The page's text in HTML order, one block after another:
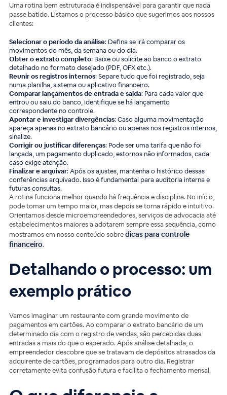
Uma rotina bem estruturada é indispensável para garantir que nada
passe batido. Listamos o processo básico que sugerimos aos nossos
clientes:
Selecionar o período da análise: Defina se irá comparar os
movimentos do mês, da semana ou do dia.
Obter o extrato completo: Baixe ou solicite ao banco o extrato
detalhado no formato desejado (PDF, OFX etc.).
Reunir os registros internos: Separe tudo que foi registrado, seja
numa planilha, sistema ou aplicativo financeiro.
Comparar lançamentos de entrada e saída: Para cada valor que
entrou ou saiu do banco, identifique se há lançamento
correspondente no controle.
Apontar e investigar divergências: Caso alguma movimentação
apareça apenas no extrato bancário ou apenas nos registros internos,
sinalize.
Corrigir ou justificar diferenças: Pode ser uma tarifa que não foi
lançada, um pagamento duplicado, estornos não informados, cada
caso exige atenção.
Finalizar e arquivar: Após os ajustes, mantenha o histórico dessas
conferências arquivado. Isso é fundamental para auditoria interna e
futuras consultas.
A rotina funciona melhor quando há frequência e disciplina. No início,
pode tomar um tempo maior, mas depois se torna rápido e intuitivo.
Orientamos desde microempreendedores, serviços de advocacia até
estabelecimentos maiores a adotarem sempre essa sequência, como
mostramos em nosso conteúdo sobredicas para controle
financeiro.
Detalhando o processo: um
exemplo prático
Vamos imaginar um restaurante com grande movimento de
pagamentos em cartões. Ao comparar o extrato bancário de um
determinado dia com o registro de vendas, são percebidas duas
entradas a mais do que o esperado. Após análise detalhada, o
empreendedor descobre que se tratavam de depósitos atrasados da
adquirente de cartões, programados para outro dia. Registrar
corretamente evita confusão futura e facilita o fechamento mensal.